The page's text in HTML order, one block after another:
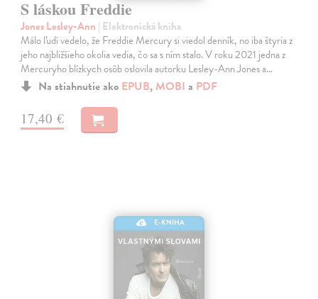
S láskou Freddie
Jones Lesley-Ann | Elektronická kniha
Málo ľudí vedelo, že Freddie Mercury si viedol denník, no iba štyria z
jeho najbližšieho okolia vedia, čo sa s ním stalo. V roku 2021 jedna z
Mercuryho blízkych osôb oslovila autorku Lesley-Ann Jones a…
Na stiahnutie ako EPUB, MOBI a PDF
17,40 €
E-KNIHA